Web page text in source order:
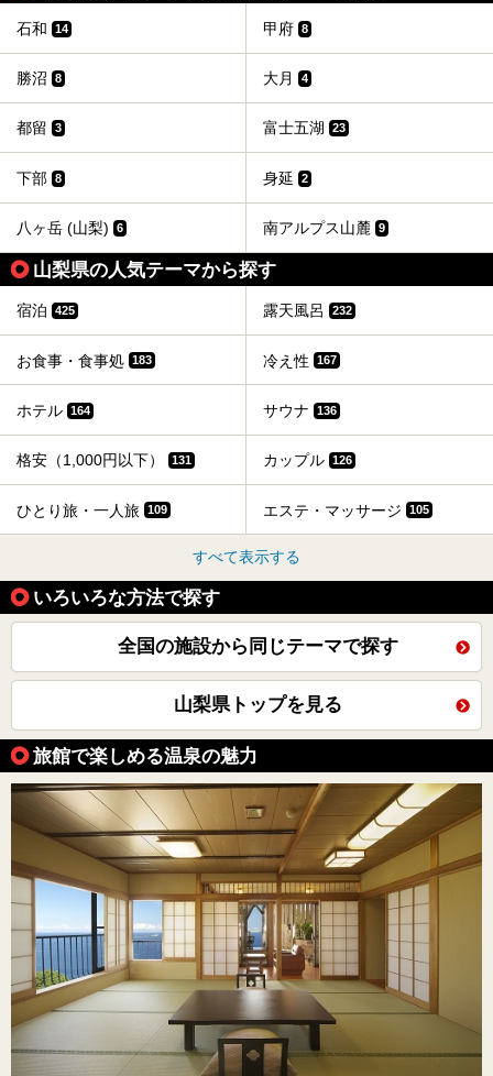
石和 14 甲府 8
勝沼 8 大月 4
都留 3 富士五湖 23
下部 8 身延 2
八ヶ岳 (山梨) 6 南アルプス山麓 9
山梨県の人気テーマから探す
宿泊 425 露天風呂 232
お食事・食事処 183 冷え性 167
ホテル 164 サウナ 136
格安（1,000円以下） 131 カップル 126
ひとり旅・一人旅 109 エステ・マッサージ 105
すべて表示する
いろいろな方法で探す
全国の施設から同じテーマで探す
山梨県トップを見る
旅館で楽しめる温泉の魅力